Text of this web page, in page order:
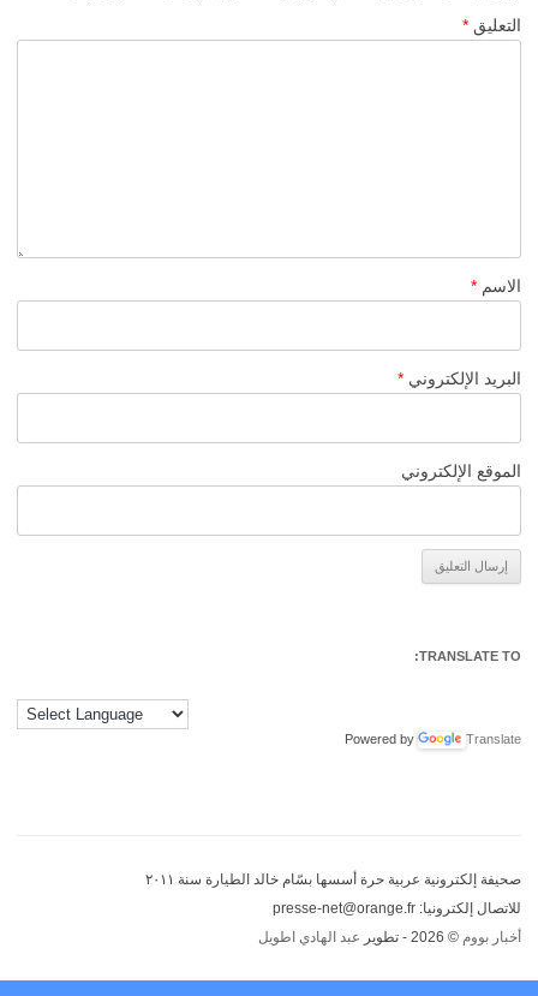
التعليق *
الاسم *
البريد الإلكتروني *
الموقع الإلكتروني
TRANSLATE TO:
Powered by Translate
صحيفة إلكترونية عربية حرة أسسها بسّام خالد الطيارة سنة ٢٠١١
للاتصال إلكترونيا: presse-net@orange.fr
أخبار بووم © 2026 - تطوير عبد الهادي اطويل